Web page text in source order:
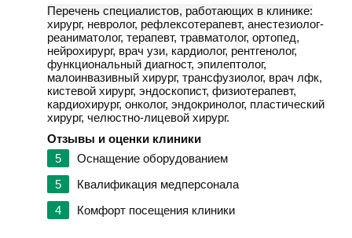
Перечень специалистов, работающих в клинике:
хирург, невролог, рефлексотерапевт, анестезиолог-
реаниматолог, терапевт, травматолог, ортопед,
нейрохирург, врач узи, кардиолог, рентгенолог,
функциональный диагност, эпилептолог,
малоинвазивный хирург, трансфузиолог, врач лфк,
кистевой хирург, эндоскопист, физиотерапевт,
кардиохирург, онколог, эндокринолог, пластический
хирург, челюстно-лицевой хирург.
Отзывы и оценки клиники
5
Оснащение оборудованием
5
Квалификация медперсонала
4
Комфорт посещения клиники